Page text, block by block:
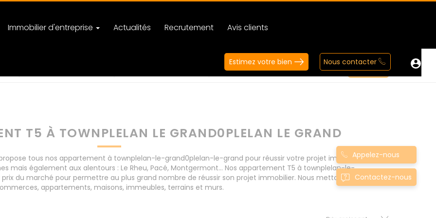
Immobilier d'entreprise Actualités Recrutement Avis clients
Estimez votre bien Nous contacter
T5 À TOWNPLELAN LE GRAND0PLELAN LE GRAND
tous nos appartement à townplelan-le-grand0plelan-le-grand pour réussir votre projet immobilier d'
mais également aux alentours : Le Rheu, Pacé, Montgermont... Nos appartement T5 à townplelan-le-
du marché pour permettre au plus grand nombre de réussir son projet immobilier. Nous mettons à votre
appartements, maisons, immeubles, terrains et murs.
Appelez-nous
Contactez-nous